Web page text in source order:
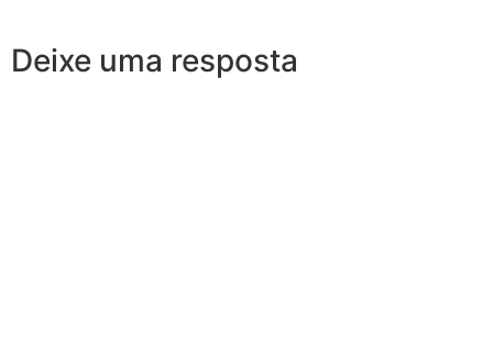
Deixe uma resposta